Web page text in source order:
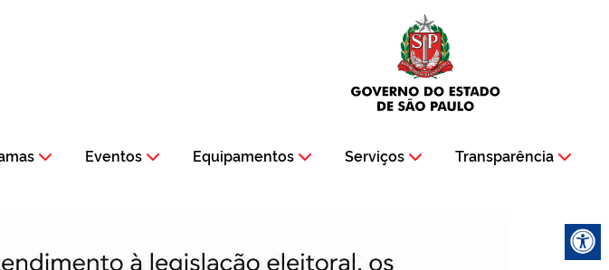
Eventos Equipamentos Serviços Transparência